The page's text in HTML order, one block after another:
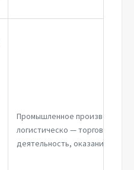
Промышленное производство,
логистическо — торговая
деятельность, оказание услуг